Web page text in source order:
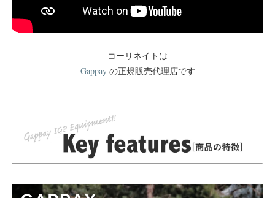
コーリネイトは
Gappayの正規販売代理店です